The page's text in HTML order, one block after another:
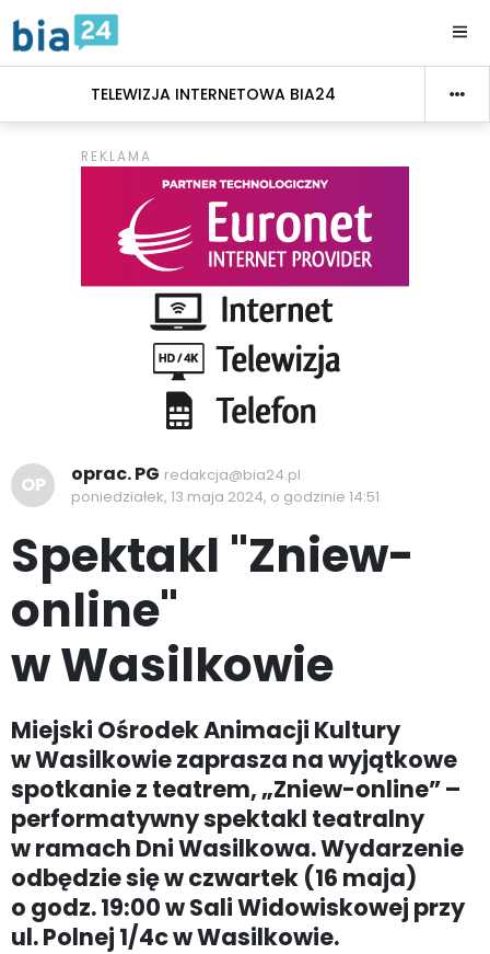
TELEWIZJA INTERNETOWA BIA24
OP oprac. PG redakcja@bia24.pl
poniedziałek, 13 maja 2024, o godzinie 14:51
Spektakl "Zniew-
online"
w Wasilkowie
Miejski Ośrodek Animacji Kultury
w Wasilkowie zaprasza na wyjątkowe
spotkanie z teatrem, „Zniew-online” –
performatywny spektakl teatralny
w ramach Dni Wasilkowa. Wydarzenie
odbędzie się w czwartek (16 maja)
o godz. 19:00 w Sali Widowiskowej przy
ul. Polnej 1/4c w Wasilkowie.